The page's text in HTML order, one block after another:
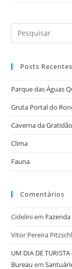
Posts Recentes
Parque das Águas
Gruta Portal do
Caverna da Gratidão
Clima
Fauna
Comentários
Cideliniem
Vitor Pereira
UM DIA DE
Bureau em